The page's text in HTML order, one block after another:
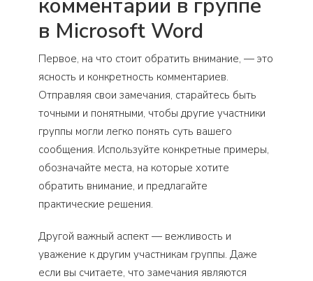
комментарии в группе
в Microsoft Word
Первое, на что стоит обратить внимание, — это
ясность и конкретность комментариев.
Отправляя свои замечания, старайтесь быть
точными и понятными, чтобы другие участники
группы могли легко понять суть вашего
сообщения. Используйте конкретные примеры,
обозначайте места, на которые хотите
обратить внимание, и предлагайте
практические решения.
Другой важный аспект — вежливость и
уважение к другим участникам группы. Даже
если вы считаете, что замечания являются